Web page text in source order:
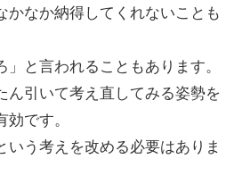
かなか納得してくれないことも
」と言われることもあります。
ん引いて考え直してみる姿勢を
です。
いう考えを改める必要はありま